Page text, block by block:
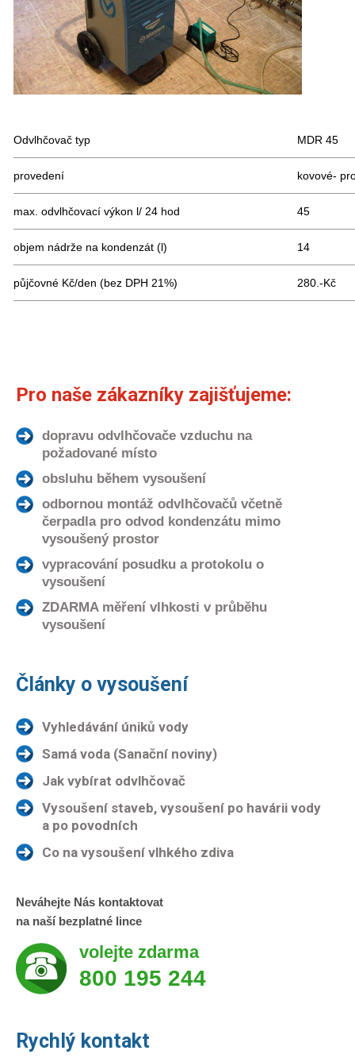
Odvlhčovač typ MDR 45
provedení kovové-
max. odvlhčovací výkon l/ 24 hod 45
objem nádrže na kondenzát (l) 14
půjčovné Kč/den (bez DPH 21%) 280.-Kč
Pro naše zákazníky zajišťujeme:
dopravu odvlhčovače vzduchu na
požadované místo
obsluhu během vysoušení
odbornou montáž odvlhčovačů včetně
čerpadla pro odvod kondenzátu mimo
vysoušený prostor
vypracování posudku a protokolu o
vysoušení
ZDARMA měření vlhkosti v průběhu
vysoušení
Články o vysoušení
Vyhledávání úniků vody
Samá voda (Sanační noviny)
Jak vybírat odvlhčovač
Vysoušení staveb, vysoušení po havárii vody
a po povodních
Co na vysoušení vlhkého zdiva
Neváhejte Nás kontaktovat
na naší bezplatné lince
volejte zdarma
800 195 244
Rychlý kontakt